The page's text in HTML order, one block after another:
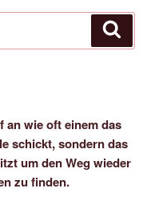
an wie oft einem das
schickt, sondern das
um den Weg wieder
zu finden.